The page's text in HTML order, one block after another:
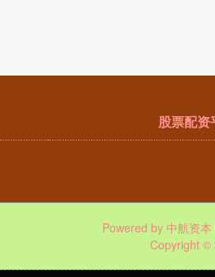
股票配资
Powered by 中航资本
Copyright ©